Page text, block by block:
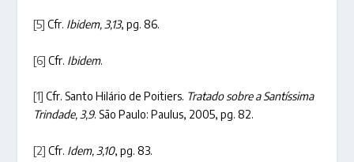
[5] Cfr. Ibidem, 3,13, pg. 86.
[6] Cfr. Ibidem.
[1] Cfr. Santo Hilário de Poitiers. Tratado sobre a Santíssima
Trindade, 3,9. São Paulo: Paulus, 2005, pg. 82.
[2] Cfr. Idem, 3,10, pg. 83.